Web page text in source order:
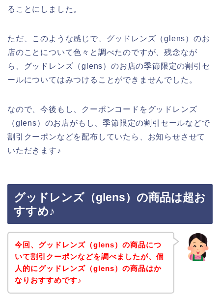
ることにしました。
ただ、このような感じで、グッドレンズ（glens）のお
店のことについて色々と調べたのですが、残念なが
ら、グッドレンズ（glens）のお店の季節限定の割引セ
ールについてはみつけることができませんでした。
なので、今後もし、クーポンコードをグッドレンズ
（glens）のお店がもし、季節限定の割引セールなどで
割引クーポンなどを配布していたら、お知らせさせて
いただきます♪
グッドレンズ（glens）の商品は超お
すすめ♪
今回、グッドレンズ（glens）の商品につ
いて割引クーポンなどを調べましたが、個
人的にグッドレンズ（glens）の商品はか
なりおすすめです♪